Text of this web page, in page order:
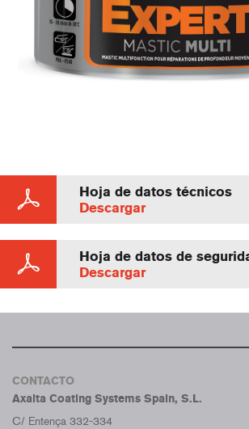
Hoja de datos técnicos
Descargar
Hoja de datos de
Descargar
CONTACTO
Axalta Coating Systems Spain, S.L.
C/ Entença 332-334